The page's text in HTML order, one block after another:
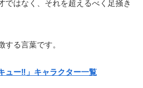
ではなく、それを超えるべく足掻き
る言葉です。
ュー‼」キャラクター一覧